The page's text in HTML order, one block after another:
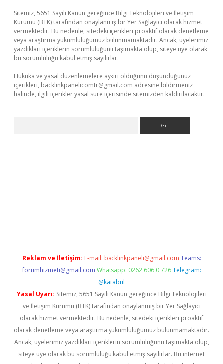
Sitemiz, 5651 Sayılı Kanun gereğince Bilgi Teknolojileri ve İletişim
Kurumu (BTK) tarafından onaylanmış bir Yer Sağlayıcı olarak hizmet
vermektedir. Bu nedenle, sitedeki içerikleri proaktif olarak denetleme
veya araştırma yükümlülüğümüz bulunmamaktadır. Ancak, üyelerimiz
yazdıkları içeriklerin sorumluluğunu taşımakta olup, siteye üye olarak
bu sorumluluğu kabul etmiş sayılırlar.
Hukuka ve yasal düzenlemelere aykırı olduğunu düşündüğünüz
içerikleri, backlinkpanelicomtr@gmail.com adresine bildirmeniz
halinde, ilgili içerikler yasal süre içerisinde sitemizden kaldırılacaktır.
Reklam ve İletişim: E-mail: backlinkpaneli@gmail.com Teams:
forumhizmeti@gmail.com Whatsapp: 0262 606 0 726 Telegram:
@karabul
Yasal Uyarı: Sitemiz, 5651 Sayılı Kanun gereğince Bilgi Teknolojileri
ve İletişim Kurumu (BTK) tarafından onaylanmış bir Yer Sağlayıcı
olarak hizmet vermektedir. Bu nedenle, sitedeki içerikleri proaktif
olarak denetleme veya araştırma yükümlülüğümüz bulunmamaktadır.
Ancak, üyelerimiz yazdıkları içeriklerin sorumluluğunu taşımakta olup,
siteye üye olarak bu sorumluluğu kabul etmiş sayılırlar. Bu internet